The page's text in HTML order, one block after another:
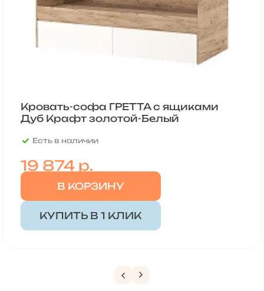
Кровать-софа ГРЕТТА с ящиками
Дуб Крафт золотой-Белый
Есть в наличии
19 874р.
В КОРЗИНУ
КУПИТЬ В 1 КЛИК